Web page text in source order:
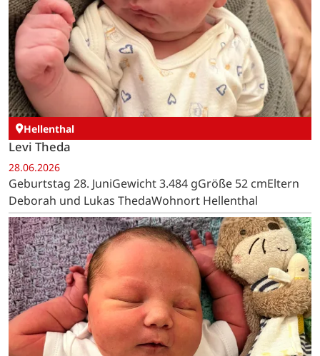
Hellenthal
Levi Theda
28.06.2026
Geburtstag 28. JuniGewicht 3.484 gGröße 52 cmEltern
Deborah und Lukas ThedaWohnort Hellenthal